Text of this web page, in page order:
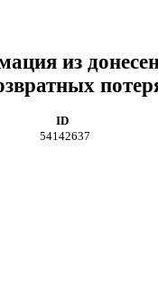
из
ID
54142637